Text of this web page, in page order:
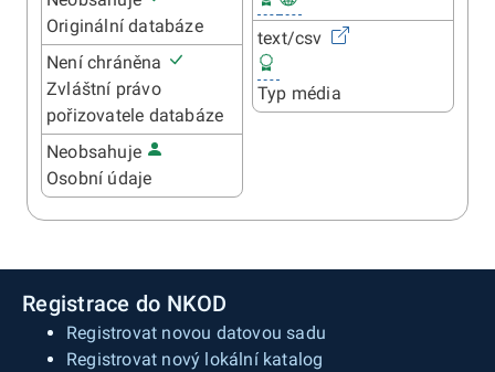
Originální databáze
Není chráněna
Zvláštní právo
pořizovatele databáze
Neobsahuje
Osobní údaje
text/csv
Typ média
Registrace do NKOD
Registrovat novou datovou sadu
Registrovat nový lokální katalog